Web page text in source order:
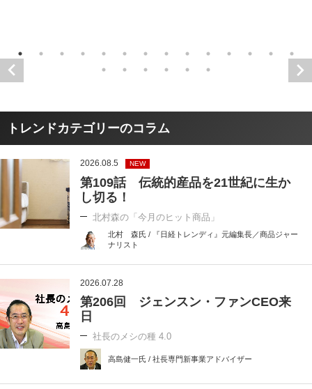
トレンドカテゴリーのコラム
2026.08.5 NEW
第109話 伝統的産品を21世紀に生か
し切る！
北村森の「今月のヒット商品」
北村 森氏 / 『日経トレンディ』元編集長／商品ジャー
ナリスト
2026.07.28
第206回 ジェンスン・ファンCEO来
日
社長のメシの種 4.0
高島健一氏 / 社長専門新事業アドバイザー